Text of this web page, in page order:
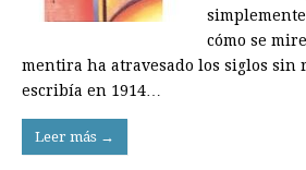
cómo se
mentira ha atravesado los siglos sin
escribía en 1914…
Leer más →